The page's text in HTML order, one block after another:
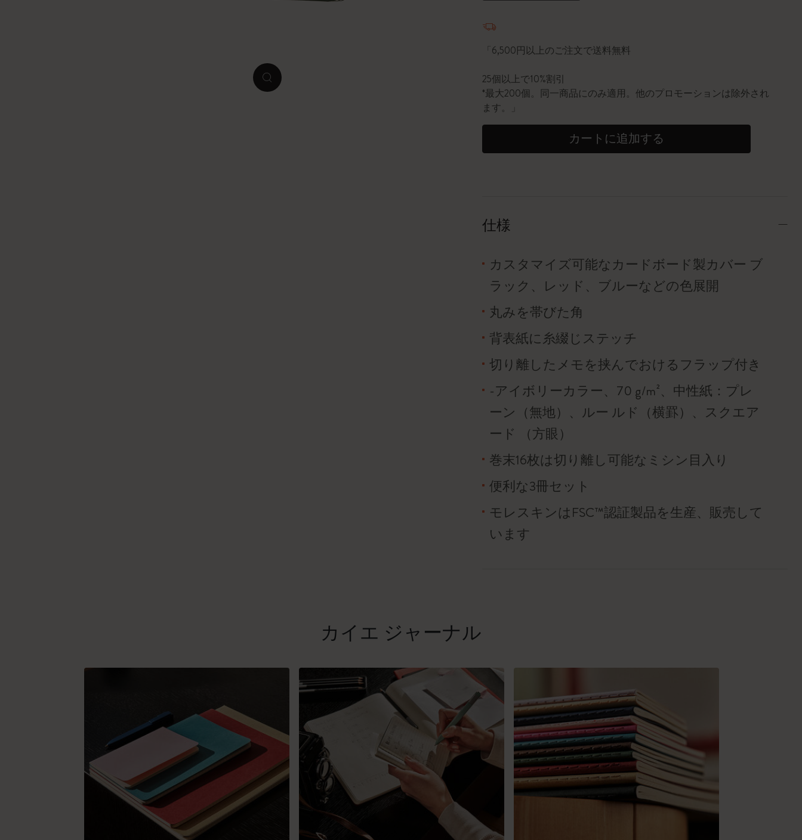
zoom.cta
「6,500円以上のご注文で送料無料
25個以上で10%割引
*最大200個。同一商品にのみ適用。他のプロモーションは除外され
ます。」
カートに追加する
仕様
カスタマイズ可能なカードボード製カバー ブ
ラック、レッド、ブルーなどの色展開
丸みを帯びた角
背表紙に糸綴じステッチ
切り離したメモを挟んでおけるフラップ付き
-アイボリーカラー、70 g/m²、中性紙：プレ
ーン（無地）、ルー ルド（横罫）、スクエア
ード （方眼）
巻末16枚は切り離し可能なミシン目入り
便利な3冊セット
モレスキンはFSC™認証製品を生産、販売して
います
カイエ ジャーナル